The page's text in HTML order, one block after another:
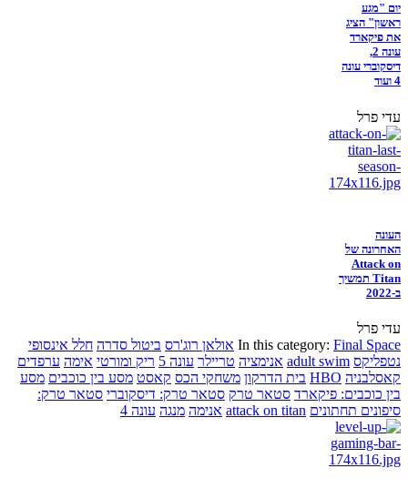
יום "מגע
ראשון" הציג
את פיקארד
עונה 2,
דיסקוברי עונה
4 ועוד
עדי פרל
העונה
האחרונה של
Attack on
Titan תמשיך
ב-2022
עדי פרל
In this category: Final Space אולאן רוג'רס ביטול סדרה חלל אינסופי
נטפליקס adult swim אנימציה טריילר עונה 5 ריק ומורטי אימה ערפדים
קאסלבניה HBO בית הדרקון משחקי הכס קאסט מסע בין כוכבים מסע
בין כוכבים: פיקארד סטאר טרק סטאר טרק: דיסקוברי סטאר טרק:
סיפונים תחתונים attack on titan אנימה מנגה עונה 4